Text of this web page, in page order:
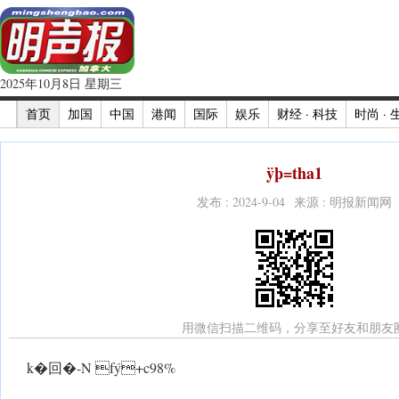
2025年10月8日 星期三
首页
加国 中国 港闻 国际 娱乐 财经 · 科技 时尚 ·
ÿþ=tha1
发布 : 2024-9-04 来源 : 明报新闻网
用微信扫描二维码，分享至好友和朋友
k�回�-N fý+c98%